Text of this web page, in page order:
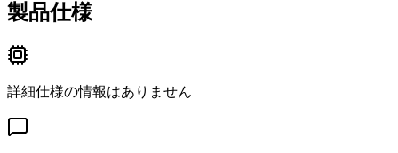
製品仕様
詳細仕様の情報はありません